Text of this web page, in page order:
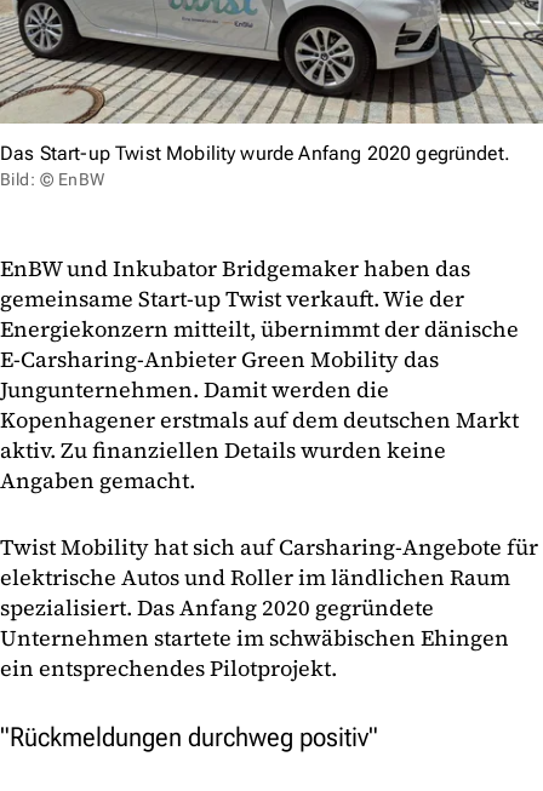
Das Start-up Twist Mobility wurde Anfang 2020 gegründet.
Bild: © EnBW
EnBW und Inkubator Bridgemaker haben das
gemeinsame Start-up Twist verkauft. Wie der
Energiekonzern mitteilt, übernimmt der dänische
E-Carsharing-Anbieter Green Mobility das
Jungunternehmen. Damit werden die
Kopenhagener erstmals auf dem deutschen Markt
aktiv. Zu finanziellen Details wurden keine
Angaben gemacht.
Twist Mobility hat sich auf Carsharing-Angebote für
elektrische Autos und Roller im ländlichen Raum
spezialisiert. Das Anfang 2020 gegründete
Unternehmen startete im schwäbischen Ehingen
ein entsprechendes Pilotprojekt.
"Rückmeldungen durchweg positiv"